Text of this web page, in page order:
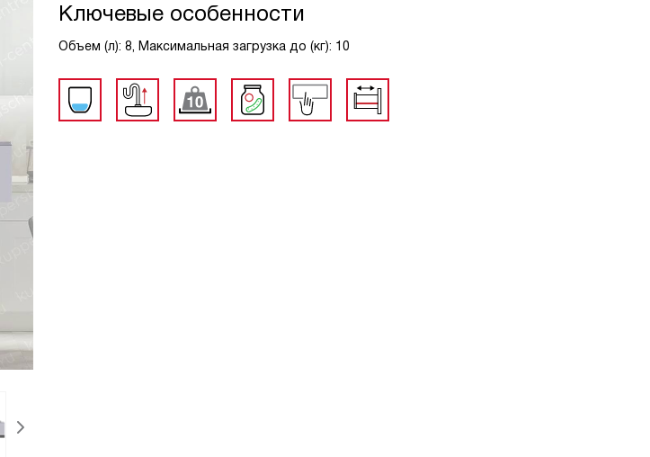
Ключевые особенности
Объем (л): 8, Максимальная загрузка до (кг): 10